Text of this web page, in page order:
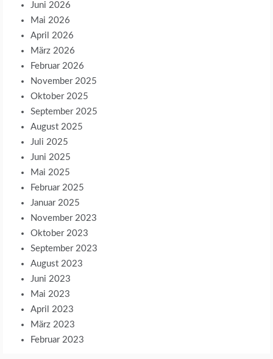
Juni 2026
Mai 2026
April 2026
März 2026
Februar 2026
November 2025
Oktober 2025
September 2025
August 2025
Juli 2025
Juni 2025
Mai 2025
Februar 2025
Januar 2025
November 2023
Oktober 2023
September 2023
August 2023
Juni 2023
Mai 2023
April 2023
März 2023
Februar 2023